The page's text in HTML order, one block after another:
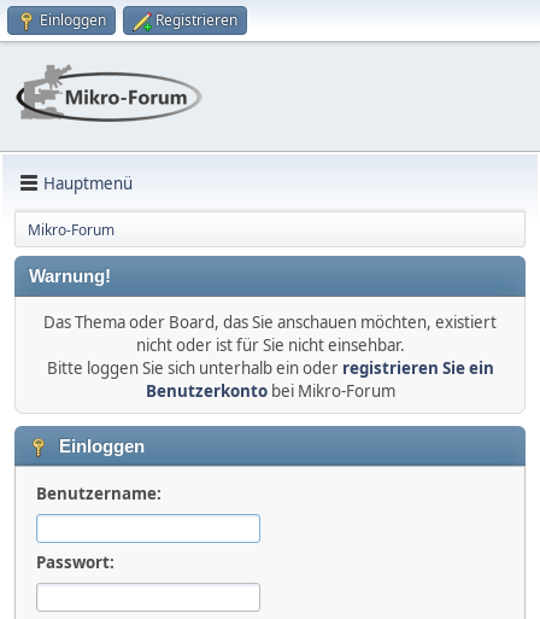
Einloggen Registrieren
Hauptmenü
Mikro-Forum
Warnung!
Das Thema oder Board, das Sie anschauen möchten, existiert
nicht oder ist für Sie nicht einsehbar.
Bitte loggen Sie sich unterhalb ein oder registrieren Sie ein
Benutzerkontobei Mikro-Forum
Einloggen
Benutzername:
Passwort: